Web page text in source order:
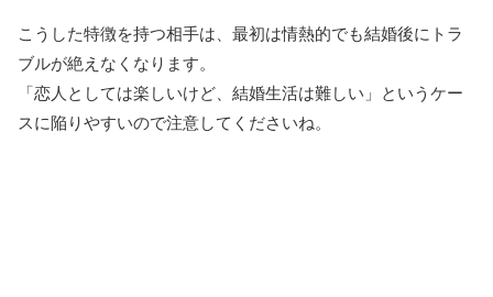
こうした特徴を持つ相手は、最初は情熱的でも結婚後にトラ
ブルが絶えなくなります。
「恋人としては楽しいけど、結婚生活は難しい」というケー
スに陥りやすいので注意してくださいね。